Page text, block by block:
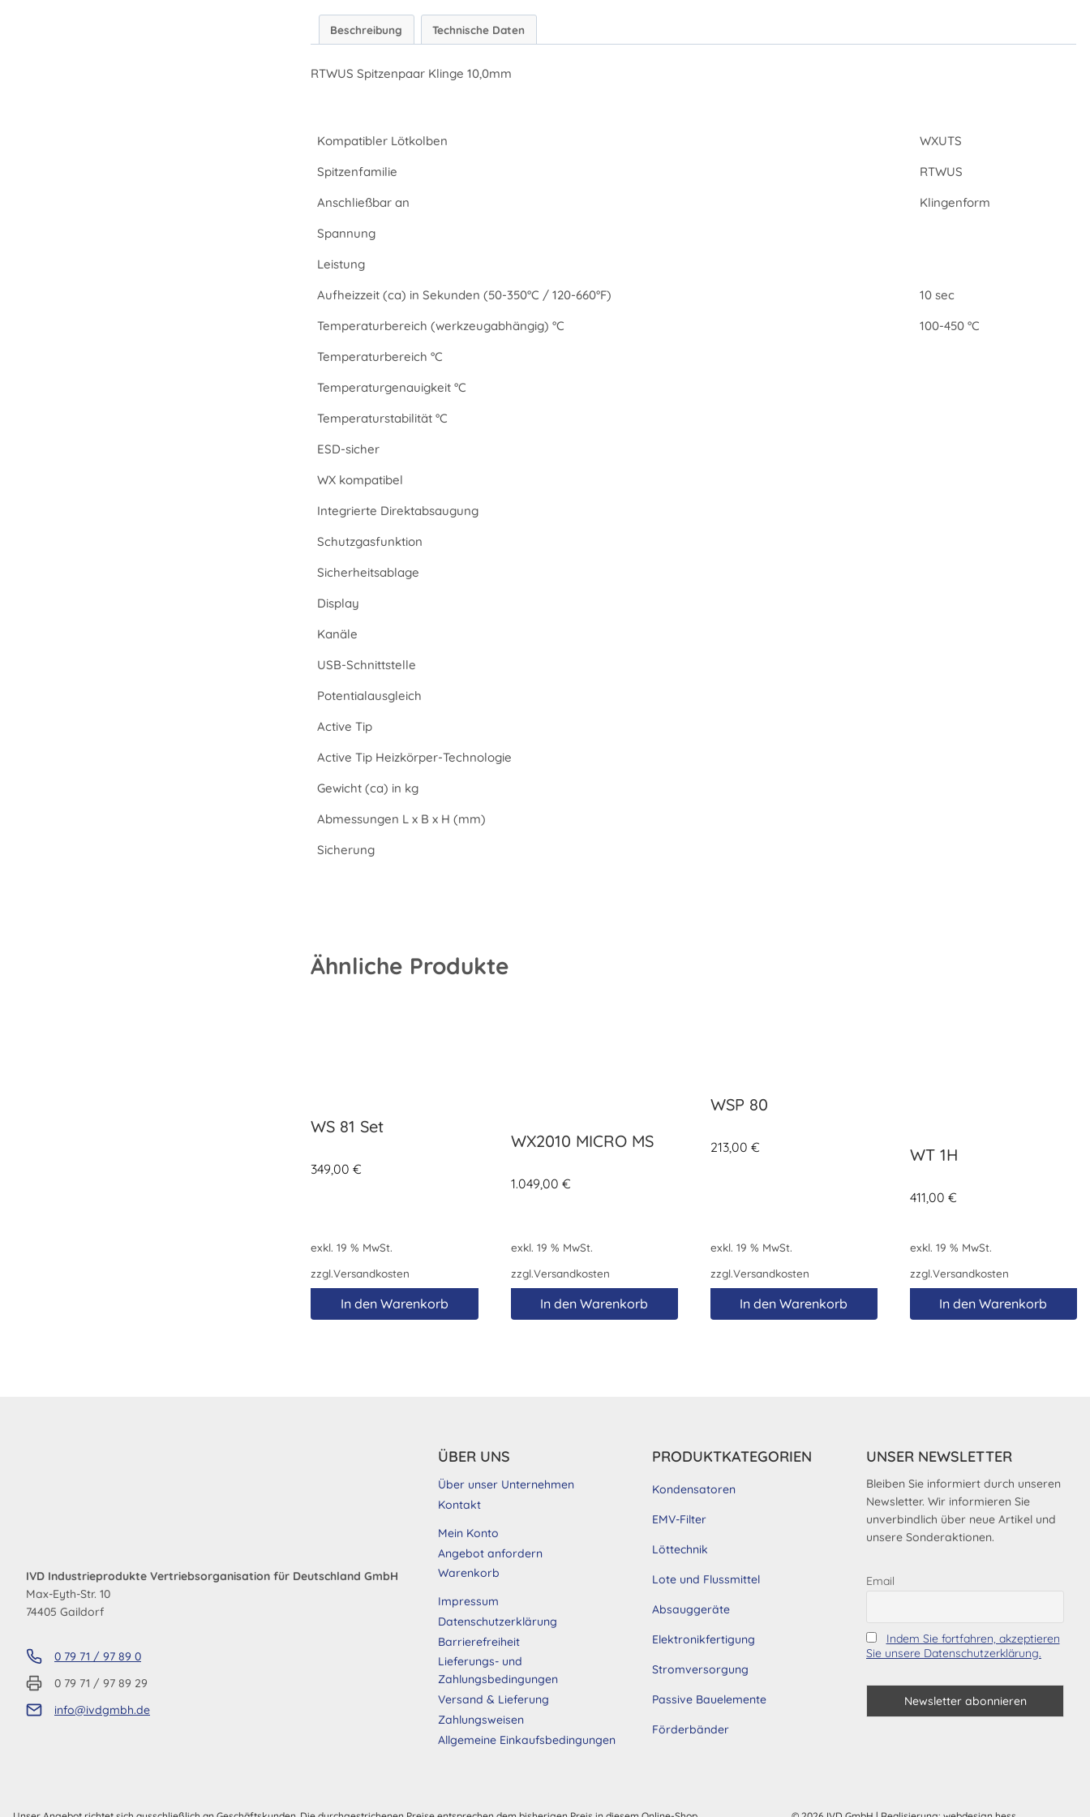
Beschreibung Technische Daten
RTWUS Spitzenpaar Klinge 10,0mm
Kompatibler Lötkolben
WXUTS
Spitzenfamilie
RTWUS
Anschließbar an
Klingenform
Spannung
Leistung
Aufheizzeit (ca) in Sekunden (50-350°C / 120-660°F)
10 sec
Temperaturbereich (werkzeugabhängig) °C
100-450 °C
Temperaturbereich °C
Temperaturgenauigkeit °C
Temperaturstabilität °C
ESD-sicher
WX kompatibel
Integrierte Direktabsaugung
Schutzgasfunktion
Sicherheitsablage
Display
Kanäle
USB-Schnittstelle
Potentialausgleich
Active Tip
Active Tip Heizkörper-Technologie
Gewicht (ca) in kg
Abmessungen L x B x H (mm)
Sicherung
Ähnliche Produkte
WS 81 Set
349,00€
exkl. 19 % MwSt.
zzgl.Versandkosten
In den Warenkorb
WX2010 MICRO MS
1.049,00 €
exkl. 19 % MwSt.
zzgl.Versandkosten
In den Warenkorb
WSP 80
213,00 €
exkl. 19 % MwSt.
zzgl.Versandkosten
In den Warenkorb
WT 1H
411,00 €
exkl. 19 % MwSt.
zzgl.Versandkosten
In den Warenkorb
IVD Industrieprodukte Vertriebsorganisation für Deutschland GmbH
Max-Eyth-Str. 10
74405 Gaildorf
0 79 71 / 97 89 0
0 79 71 / 97 89 29
info@ivdgmbh.de
ÜBER UNS
Über unser Unternehmen
Kontakt
Mein Konto
Angebot anfordern
Warenkorb
Impressum
Datenschutzerklärung
Barrierefreiheit
Lieferungs- und
Zahlungsbedingungen
Versand & Lieferung
Zahlungsweisen
Allgemeine Einkaufsbedingungen
PRODUKTKATEGORIEN
Kondensatoren
EMV-Filter
Löttechnik
Lote und Flussmittel
Absauggeräte
Elektronikfertigung
Stromversorgung
Passive Bauelemente
Förderbänder
UNSER NEWSLETTER
Bleiben Sie informiert durch unseren
Newsletter. Wir informieren Sie
unverbindlich über neue Artikel und
unsere Sonderaktionen.
Email
Indem Sie fortfahren, akzeptieren
Sie unsere Datenschutzerklärung.